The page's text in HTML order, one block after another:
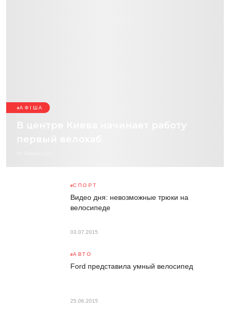
АФІША
В центре Киева начинает работу
первый велохаб
СПОРТ
Видео дня: невозможные трюки на
велосипеде
03.07.2015
АВТО
Ford представила умный велосипед
25.06.2015